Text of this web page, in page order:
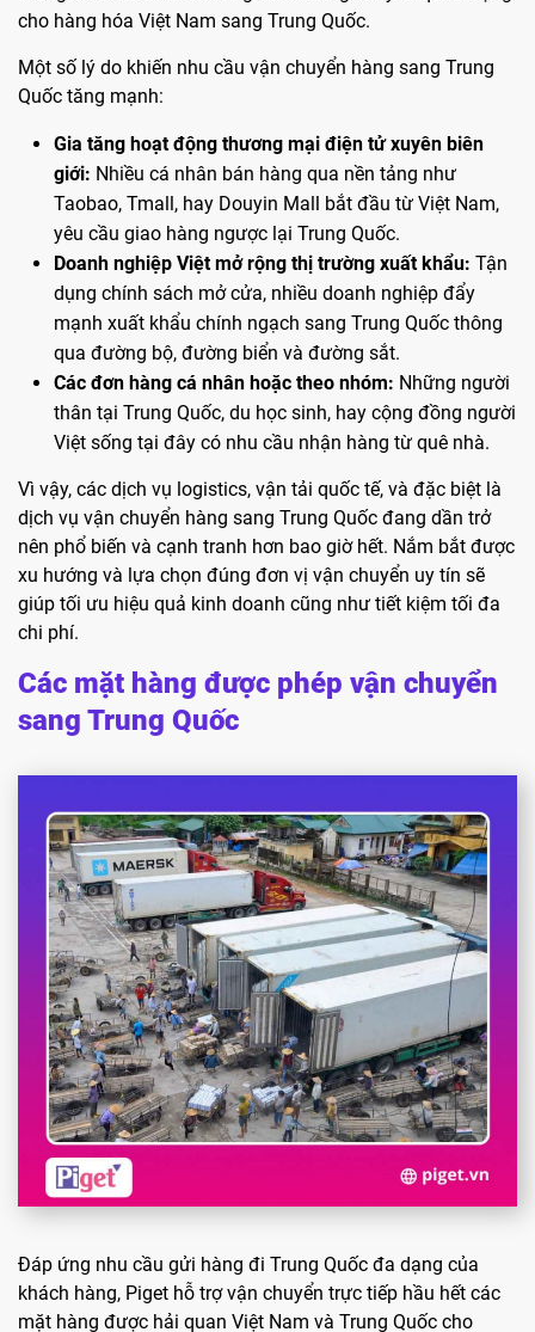
cho hàng hóa Việt Nam sang Trung Quốc.
Một số lý do khiến nhu cầu vận chuyển hàng sang Trung
Quốc tăng mạnh:
Gia tăng hoạt động thương mại điện tử xuyên biên
giới: Nhiều cá nhân bán hàng qua nền tảng như
Taobao, Tmall, hay Douyin Mall bắt đầu từ Việt Nam,
yêu cầu giao hàng ngược lại Trung Quốc.
Doanh nghiệp Việt mở rộng thị trường xuất khẩu: Tận
dụng chính sách mở cửa, nhiều doanh nghiệp đẩy
mạnh xuất khẩu chính ngạch sang Trung Quốc thông
qua đường bộ, đường biển và đường sắt.
Các đơn hàng cá nhân hoặc theo nhóm: Những người
thân tại Trung Quốc, du học sinh, hay cộng đồng người
Việt sống tại đây có nhu cầu nhận hàng từ quê nhà.
Vì vậy, các dịch vụ logistics, vận tải quốc tế, và đặc biệt là
dịch vụ vận chuyển hàng sang Trung Quốc đang dần trở
nên phổ biến và cạnh tranh hơn bao giờ hết. Nắm bắt được
xu hướng và lựa chọn đúng đơn vị vận chuyển uy tín sẽ
giúp tối ưu hiệu quả kinh doanh cũng như tiết kiệm tối đa
chi phí.
Các mặt hàng được phép vận chuyển
sang Trung Quốc
Đáp ứng nhu cầu gửi hàng đi Trung Quốc đa dạng của
khách hàng, Piget hỗ trợ vận chuyển trực tiếp hầu hết các
mặt hàng được hải quan Việt Nam và Trung Quốc cho